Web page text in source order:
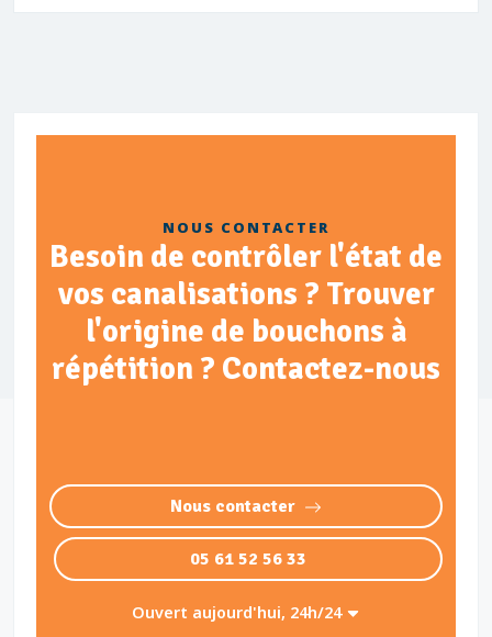
NOUS CONTACTER
Besoin de contrôler l'état de
vos canalisations ? Trouver
l'origine de bouchons à
répétition ? Contactez-nous
Nous contacter
05 61 52 56 33
Ouvert aujourd'hui, 24h/24